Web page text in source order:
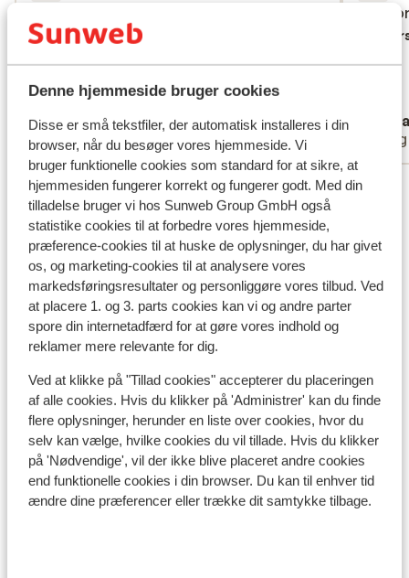
Denne hjemmeside bruger cookies
Disse er små tekstfiler, der automatisk installeres i din
browser, når du besøger vores hjemmeside. Vi
bruger funktionelle cookies som standard for at sikre, at
hjemmesiden fungerer korrekt og fungerer godt. Med din
tilladelse bruger vi hos Sunweb Group GmbH også
statistike cookies til at forbedre vores hjemmeside,
præference-cookies til at huske de oplysninger, du har givet
os, og marketing-cookies til at analysere vores
markedsføringsresultater og personliggøre vores tilbud. Ved
at placere 1. og 3. parts cookies kan vi og andre parter
spore din internetadfærd for at gøre vores indhold og
reklamer mere relevante for dig.
Ved at klikke på "Tillad cookies" accepterer du placeringen
af alle cookies. Hvis du klikker på 'Administrer' kan du finde
flere oplysninger, herunder en liste over cookies, hvor du
selv kan vælge, hvilke cookies du vil tillade. Hvis du klikker
på 'Nødvendige', vil der ikke blive placeret andre cookies
end funktionelle cookies i din browser. Du kan til enhver tid
ændre dine præferencer eller trække dit samtykke tilbage.
ruimschoots gecompenseerd door de
ruimschoots gecompenseerd door de
Oversæt til dansk (DA)
Jochen
Venner
Se alle 3 anmeldelser
Lokation
Se på kort
I området
Afstand til centrum: ca. 400 meter
Afstand til skilift ca. 300 meter
Afstand til nærmeste butikker ca. 400 meter